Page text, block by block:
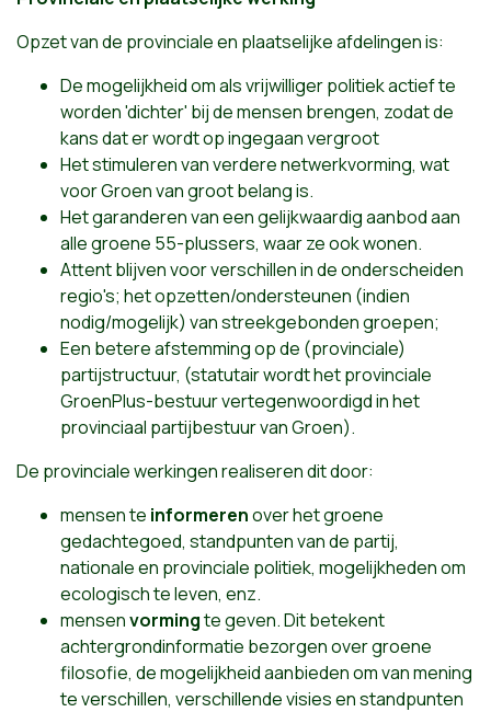
Opzet van de provinciale en plaatselijke afdelingen is:
De mogelijkheid om als vrijwilliger politiek actief te
worden 'dichter' bij de mensen brengen, zodat de
kans dat er wordt op ingegaan vergroot
Het stimuleren van verdere netwerkvorming, wat
voor Groen van groot belang is.
Het garanderen van een gelijkwaardig aanbod aan
alle groene 55-plussers, waar ze ook wonen.
Attent blijven voor verschillen in de onderscheiden
regio's; het opzetten/ondersteunen (indien
nodig/mogelijk) van streekgebonden groepen;
Een betere afstemming op de (provinciale)
partijstructuur, (statutair wordt het provinciale
GroenPlus-bestuur vertegenwoordigd in het
provinciaal partijbestuur van Groen).
De provinciale werkingen realiseren dit door:
mensen te informerenover het groene
gedachtegoed, standpunten van de partij,
nationale en provinciale politiek, mogelijkheden om
ecologisch te leven, enz.
mensenvormingte geven. Dit betekent
achtergrondinformatie bezorgen over groene
filosofie, de mogelijkheid aanbieden om van mening
te verschillen, verschillende visies en standpunten